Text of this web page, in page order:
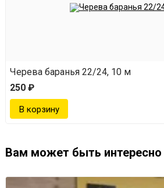
Черева баранья 22/24, 10 м
250 ₽
Вам может быть интересно